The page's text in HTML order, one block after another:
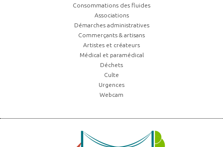
Consommations des fluides
Associations
Démarches administratives
Commerçants & artisans
Artistes et créateurs
Médical et paramédical
Déchets
Culte
Urgences
Webcam